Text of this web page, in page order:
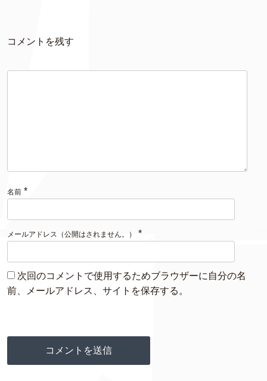
コメントを残す
名前 *
メールアドレス（公開はされません。） *
次回のコメントで使用するためブラウザーに自分の名
前、メールアドレス、サイトを保存する。